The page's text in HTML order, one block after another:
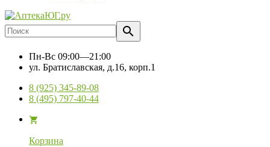
Пн-Вс 09:00—21:00
ул. Братиславская, д.16, корп.1
8 (925) 345-89-08
8 (495) 797-40-44
Корзина